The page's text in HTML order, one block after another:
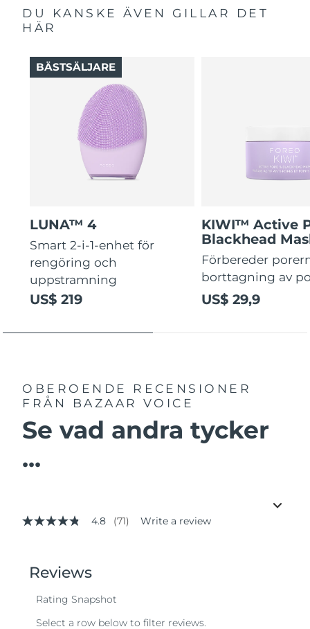
DU KANSKE ÄVEN GILLAR DET
HÄR
LUNA™ 4
Smart 2-i-1-enhet för
rengöring och
uppstramning
US$ 219
BÄSTSÄLJARE
KIWI™ Active
Blackhead
Förbereder
borttagning av
US$ 29,9
OBEROENDE RECENSIONER
FRÅN BAZAAR VOICE
Se vad andra tycker
...
4.8
stars,
average
value.
4.8 (71) Write a review